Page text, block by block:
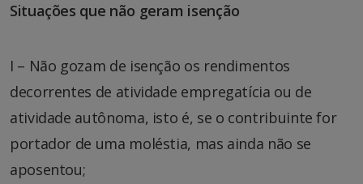
Situações que não geram isenção
I – Não gozam de isenção os rendimentos
decorrentes de atividade empregatícia ou de
atividade autônoma, isto é, se o contribuinte for
portador de uma moléstia, mas ainda não se
aposentou;